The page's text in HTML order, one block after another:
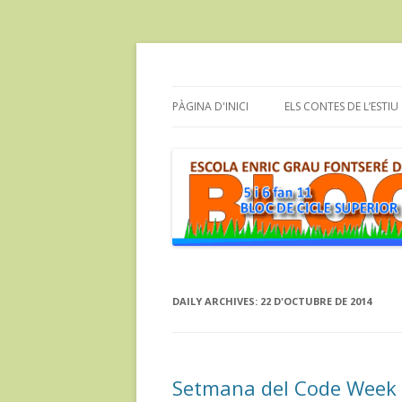
PÀGINA D'INICI ELS CONTES DE L’ESTIU
DAILY ARCHIVES: 22 D'OCTUBRE DE 2014
Setmana del Code Week